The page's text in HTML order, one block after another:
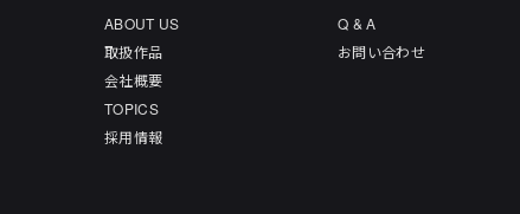
ABOUT US
取扱作品
会社概要
TOPICS
採用情報
Q & A
お問い合わせ